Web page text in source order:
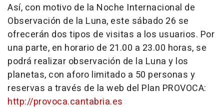
Así, con motivo de la Noche Internacional de
Observación de la Luna, este sábado 26 se
ofrecerán dos tipos de visitas a los usuarios. Por
una parte, en horario de 21.00 a 23.00 horas, se
podrá realizar observación de la Luna y los
planetas, con aforo limitado a 50 personas y
reservas a través de la web del Plan PROVOCA:
http://provoca.cantabria.es